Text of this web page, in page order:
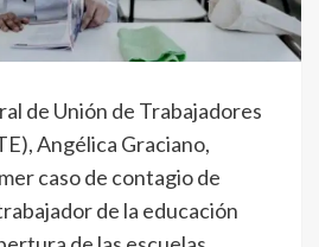
de Unión de Trabajadores
Angélica Graciano,
caso de contagio de
de la educación